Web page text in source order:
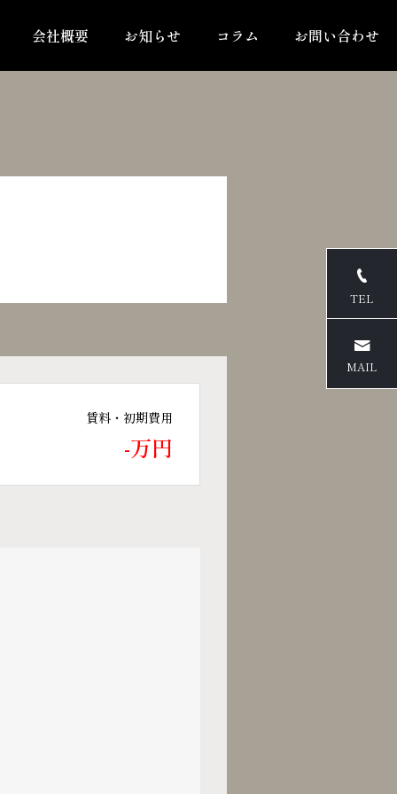
会社概要 お知らせ コラム お問い合わせ
賃料・初期費用
-万円
TEL
MAIL